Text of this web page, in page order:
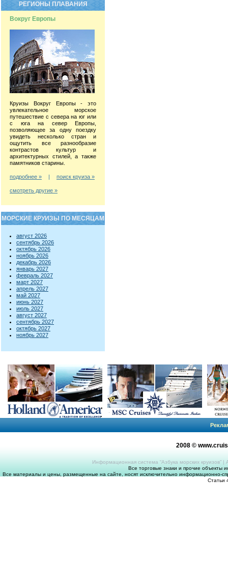
РЕГИОНЫ ПЛАВАНИЯ
Вокруг Европы
Круизы Вокруг Европы - это
увлекательное морское
путешествие с севера на юг или
с юга на север Европы,
позволяющее за одну поездку
увидеть несколько стран и
ощутить все разнообразие
контрастов культур и
архитектурных стилей, а также
памятников старины.
подробнее » | поиск круиза »
смотреть другие »
МОРСКИЕ КРУИЗЫ ПО МЕСЯЦАМ
август 2026
сентябрь 2026
октябрь 2026
ноябрь 2026
декабрь 2026
январь 2027
февраль 2027
март 2027
апрель 2027
май 2027
июнь 2027
июль 2027
август 2027
сентябрь 2027
октябрь 2027
ноябрь 2027
2008 ©
Информационная система “Азбука морских круизов” |
Все торговые знаки и прочие объекты
Все материалы и цены, размещенные на сайте, носят исключительно информационно-
Статьи